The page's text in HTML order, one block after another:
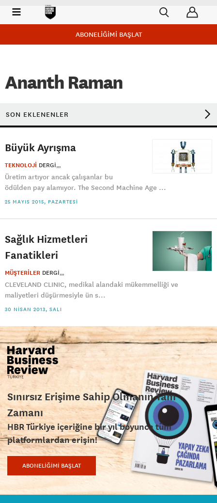
ABONELİĞİMİ BAŞLAT
Ananth Raman
SON EKLENENLER
Büyük Ayrışma
TEKNOLOJİ DERGI
Üretim artıyor ancak çalışanlar bu
ödülden pay alamıyor. The Second Machine Age ...
25 MAYIS 2015, PAZARTESI
Sağlık Hizmetleri
Fanatikleri
MÜŞTERİLER DERGI
CLEVELAND CLINIC, medikal alandaki mükemmelliği ve
maliyetleri düşürmesiyle ün s...
30 NISAN 2013, SALI
Sınırsız Erişime Sahip Olmanın Tam
Zamanı
HBR Türkiye içeriğine bir yıl boyunca tüm
platformlardan erişin!
ABONELİĞİMİ BAŞLAT